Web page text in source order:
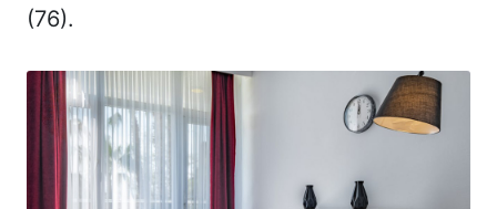
(76).